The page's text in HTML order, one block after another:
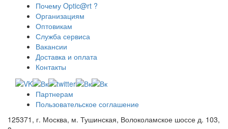
Почему Optic@rt ?
Организациям
Оптовикам
Служба сервиса
Вакансии
Доставка и оплата
Контакты
Партнерам
Пользовательское соглашение
125371, г. Москва, м. Тушинская, Волоколамское шоссе д. 103,